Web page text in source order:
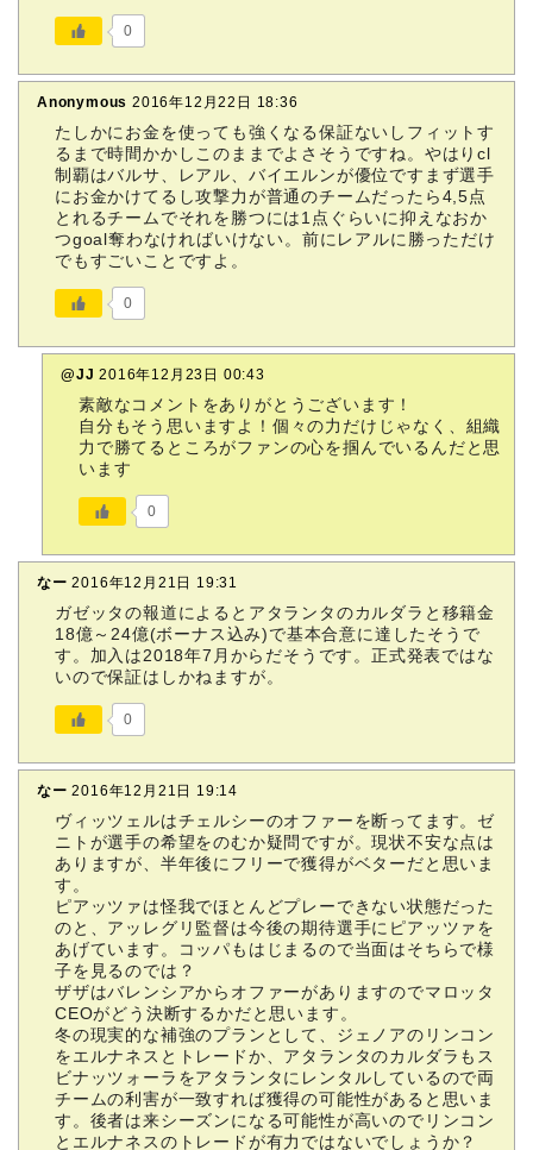
0
Anonymous 2016年12月22日 18:36
たしかにお金を使っても強くなる保証ないしフィットす
るまで時間かかしこのままでよさそうですね。やはりcl
制覇はバルサ、レアル、バイエルンが優位ですまず選手
にお金かけてるし攻撃力が普通のチームだったら4,5点
とれるチームでそれを勝つには1点ぐらいに抑えなおか
つgoal奪わなければいけない。前にレアルに勝っただけ
でもすごいことですよ。
0
@JJ 2016年12月23日 00:43
素敵なコメントをありがとうございます！
自分もそう思いますよ！個々の力だけじゃなく、組織
力で勝てるところがファンの心を掴んでいるんだと思
います
0
なー 2016年12月21日 19:31
ガゼッタの報道によるとアタランタのカルダラと移籍金
18億～24億(ボーナス込み)で基本合意に達したそうで
す。加入は2018年7月からだそうです。正式発表ではな
いので保証はしかねますが。
0
なー 2016年12月21日 19:14
ヴィッツェルはチェルシーのオファーを断ってます。ゼ
ニトが選手の希望をのむか疑問ですが。現状不安な点は
ありますが、半年後にフリーで獲得がベターだと思いま
す。
ピアッツァは怪我でほとんどプレーできない状態だった
のと、アッレグリ監督は今後の期待選手にピアッツァを
あげています。コッパもはじまるので当面はそちらで様
子を見るのでは？
ザザはバレンシアからオファーがありますのでマロッタ
CEOがどう決断するかだと思います。
冬の現実的な補強のプランとして、ジェノアのリンコン
をエルナネスとトレードか、アタランタのカルダラもス
ビナッツォーラをアタランタにレンタルしているので両
チームの利害が一致すれば獲得の可能性があると思いま
す。後者は来シーズンになる可能性が高いのでリンコン
とエルナネスのトレードが有力ではないでしょうか？